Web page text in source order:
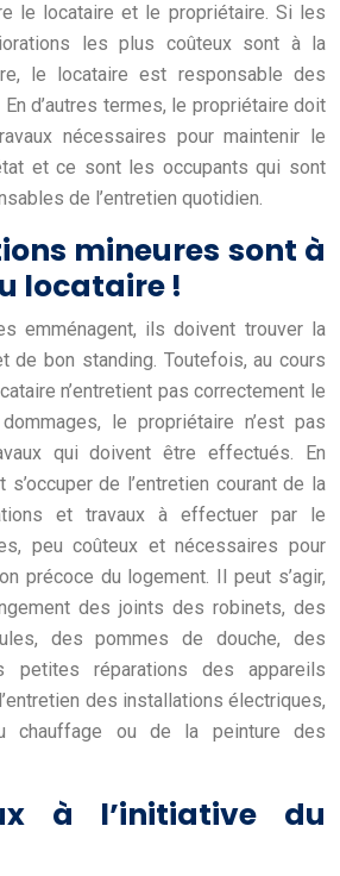
le locataire et le propriétaire. Si les
les plus coûteux sont à la
le locataire est responsable des
d’autres termes, le propriétaire doit
nécessaires pour maintenir le
et ce sont les occupants qui sont
de l’entretien quotidien.
mineures sont à
locataire !
emménagent, ils doivent trouver la
de bon standing. Toutefois, au cours
n’entretient pas correctement le
le propriétaire n’est pas
qui doivent être effectués. En
de l’entretien courant de la
et travaux à effectuer par le
peu coûteux et nécessaires pour
précoce du logement. Il peut s’agir,
des joints des robinets, des
des pommes de douche, des
petites réparations des appareils
des installations électriques,
chauffage ou de la peinture des
à l’initiative du